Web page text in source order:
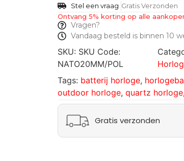
Stel een vraag Gratis Verzonden
Ontvang 5% korting op alle
Vragen?
Vandaag besteld is binnen 10
SKU: SKU Code:
NATO20MM/POL
Tags: batterij horloge,
outdoor horloge, quartz horloge,
Gratis verzonden